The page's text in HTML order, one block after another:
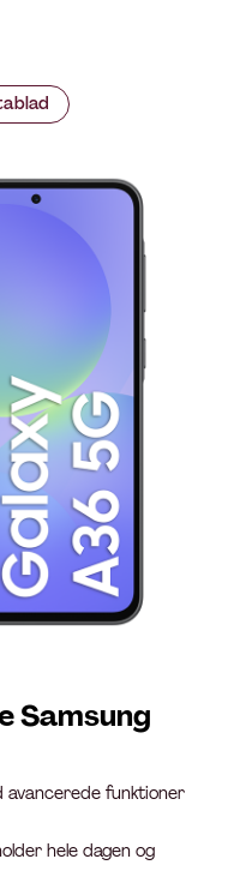
Samsung
avancerede funktioner
hele dagen og